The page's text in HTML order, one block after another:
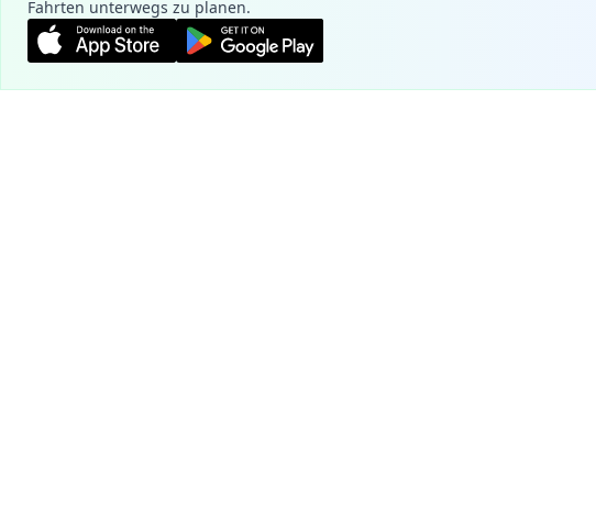
Fahrten unterwegs zu planen.